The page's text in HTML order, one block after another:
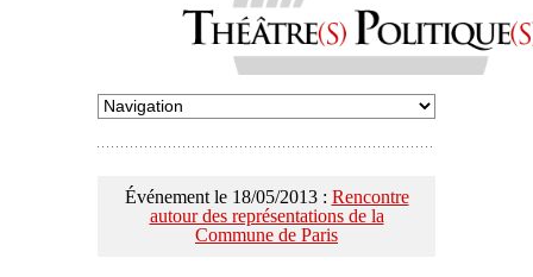
Événement le 18/05/2013 : Rencontre
autour des représentations de la
Commune de Paris